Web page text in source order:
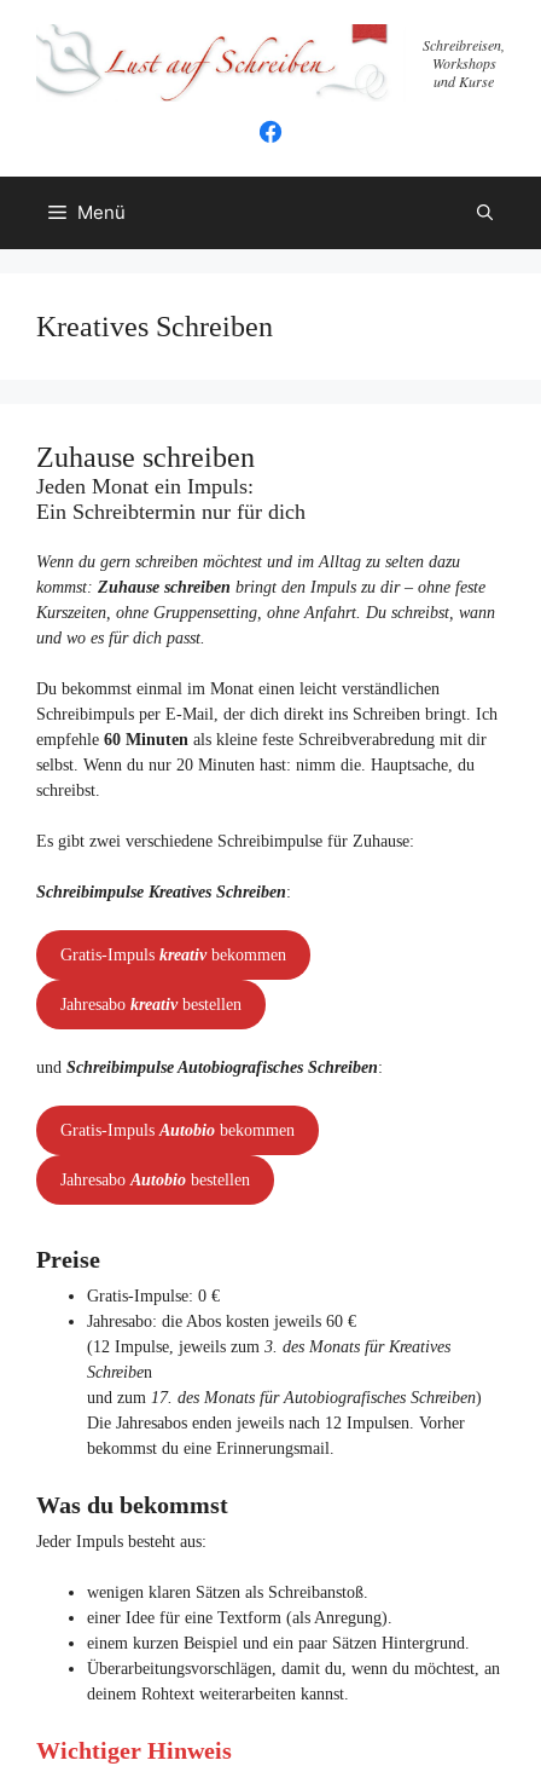
Inhalt
springen
Schreibreisen,
Workshops
und Kurse
Menü
Kreatives Schreiben
Zuhause schreiben
Jeden Monat ein Impuls:
Ein Schreibtermin nur für dich
Wenn du gern schreiben möchtest und im Alltag zu selten dazu
kommst: Zuhause schreiben bringt den Impuls zu dir – ohne feste
Kurszeiten, ohne Gruppensetting, ohne Anfahrt. Du schreibst, wann
und wo es für dich passt.
Du bekommst einmal im Monat einen leicht verständlichen
Schreibimpuls per E-Mail, der dich direkt ins Schreiben bringt. Ich
empfehle 60 Minuten als kleine feste Schreibverabredung mit dir
selbst. Wenn du nur 20 Minuten hast: nimm die. Hauptsache, du
schreibst.
Es gibt zwei verschiedene Schreibimpulse für Zuhause:
Schreibimpulse Kreatives Schreiben:
Gratis-Impuls kreativ bekommen
Jahresabo kreativ bestellen
und Schreibimpulse Autobiografisches Schreiben:
Gratis-ImpulsAutobio bekommen
JahresaboAutobio bestellen
Preise
Gratis-Impulse: 0 €
Jahresabo: die Abos kosten jeweils 60 €
(12 Impulse, jeweils zum 3. des Monats für Kreatives
Schreiben
und zum 17. des Monats für Autobiografisches Schreiben)
Die Jahresabos enden jeweils nach 12 Impulsen. Vorher
bekommst du eine Erinnerungsmail.
Was du bekommst
Jeder Impuls besteht aus:
wenigen klaren Sätzen als Schreibanstoß.
einer Idee für eine Textform (als Anregung).
einem kurzen Beispiel und ein paar Sätzen Hintergrund.
Überarbeitungsvorschlägen, damit du, wenn du möchtest, an
deinem Rohtext weiterarbeiten kannst.
Wichtiger Hinweis